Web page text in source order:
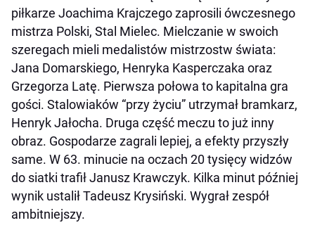
piłkarze Joachima Krajczego zaprosili ówczesnego
mistrza Polski, Stal Mielec. Mielczanie w swoich
szeregach mieli medalistów mistrzostw świata:
Jana Domarskiego, Henryka Kasperczaka oraz
Grzegorza Latę. Pierwsza połowa to kapitalna gra
gości. Stalowiaków “przy życiu” utrzymał bramkarz,
Henryk Jałocha. Druga część meczu to już inny
obraz. Gospodarze zagrali lepiej, a efekty przyszły
same. W 63. minucie na oczach 20 tysięcy widzów
do siatki trafił Janusz Krawczyk. Kilka minut później
wynik ustalił Tadeusz Krysiński. Wygrał zespół
ambitniejszy.